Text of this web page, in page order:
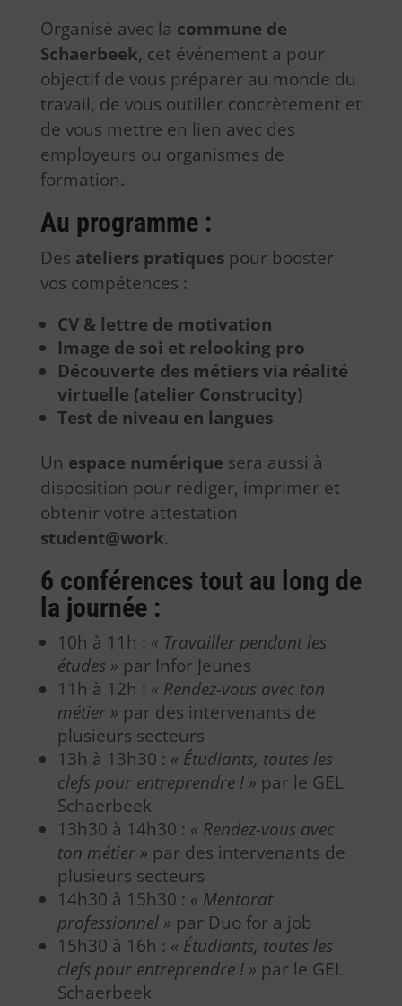
Organisé avec la commune de
Schaerbeek, cet événement a pour
objectif de vous préparer au monde du
travail, de vous outiller concrètement et
de vous mettre en lien avec des
employeurs ou organismes de
formation.
Au programme :
Des ateliers pratiquespour booster
vos compétences :
CV & lettre de motivation
Image de soi et relooking pro
Découverte des métiers via réalité
virtuelle (atelier Construcity)
Test de niveau en langues
Un espace numérique sera aussi à
disposition pour rédiger, imprimer et
obtenir votre attestation
student@work.
6 conférences tout au long de
la journée :
10h à 11h : « Travailler pendant les
études » par Infor Jeunes
11h à 12h : « Rendez-vous avec ton
métier » par des intervenants de
plusieurs secteurs
13h à 13h30 : « Étudiants, toutes les
clefs pour entreprendre ! » par le GEL
Schaerbeek
13h30 à 14h30 : « Rendez-vous avec
ton métier » par des intervenants de
plusieurs secteurs
14h30 à 15h30 : « Mentorat
professionnel » par Duo for a job
15h30 à 16h : « Étudiants, toutes les
clefs pour entreprendre ! » par le GEL
Schaerbeek